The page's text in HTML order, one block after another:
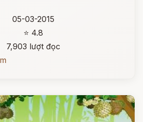
05-03-2015
⭐ 4.8
7,903 lượt đọc